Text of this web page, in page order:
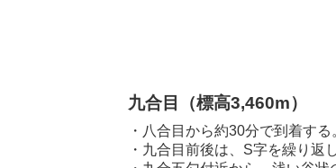
九合目（標高3,460m）
・八合目から約30分で到着する
・九合目前後は、S字を繰り返